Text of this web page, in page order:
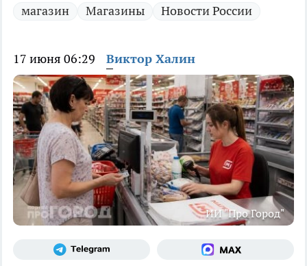
магазин Магазины Новости России
17 июня 06:29 Виктор Халин
ИИ "Про Город"